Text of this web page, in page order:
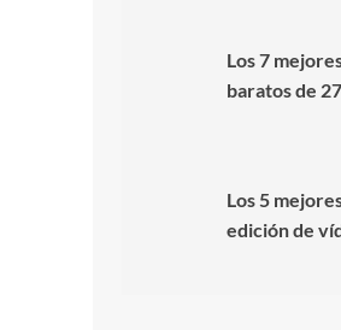
Los 7
baratos de
Los 5
edición de